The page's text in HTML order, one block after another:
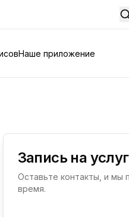
Наше приложение
Запись на
Оставьте контакты, и мы
время.